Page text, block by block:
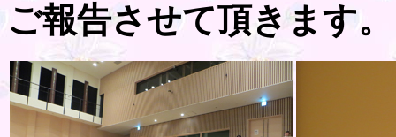
ご報告させて頂きます。